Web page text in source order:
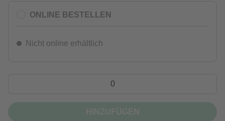
ONLINE BESTELLEN
Nicht online erhältlich